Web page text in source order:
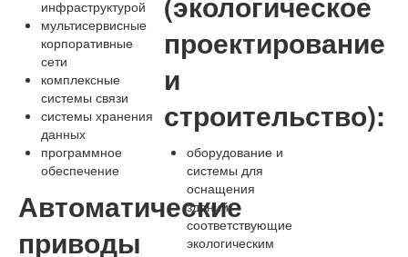
инфраструктурой
мультисервисные
корпоративные
сети
комплексные
системы связи
системы хранения
данных
программное
обеспечение
Автоматические
приводы
проектирование
и
строительство):
оборудование и
системы для
оснащения
зданий,
соответствующие
экологическим